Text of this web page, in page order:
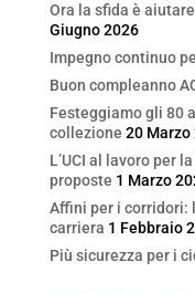
Ora la sfida è
Giugno 2026
Impegno continuo
Buon compleanno
Festeggiamo gli 80
collezione 20 Marzo
L’UCI al lavoro per
proposte 1 Marzo
Affini per i corridori:
carriera 1 Febbraio
Più sicurezza per i